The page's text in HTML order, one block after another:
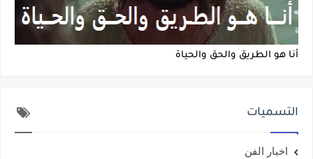
أنا هو الطريق والحق والحياة
التسميات
اخبار الفن